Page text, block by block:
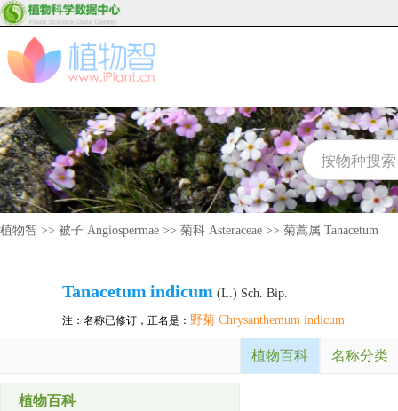
植物智 >> 被子 Angiospermae >> 菊科 Asteraceae >> 菊蒿属 Tanacetum
Tanacetum indicum (L.) Sch. Bip.
注：名称已修订，正名是： 野菊 Chrysanthemum indicum
植物百科 名称分类
植物百科